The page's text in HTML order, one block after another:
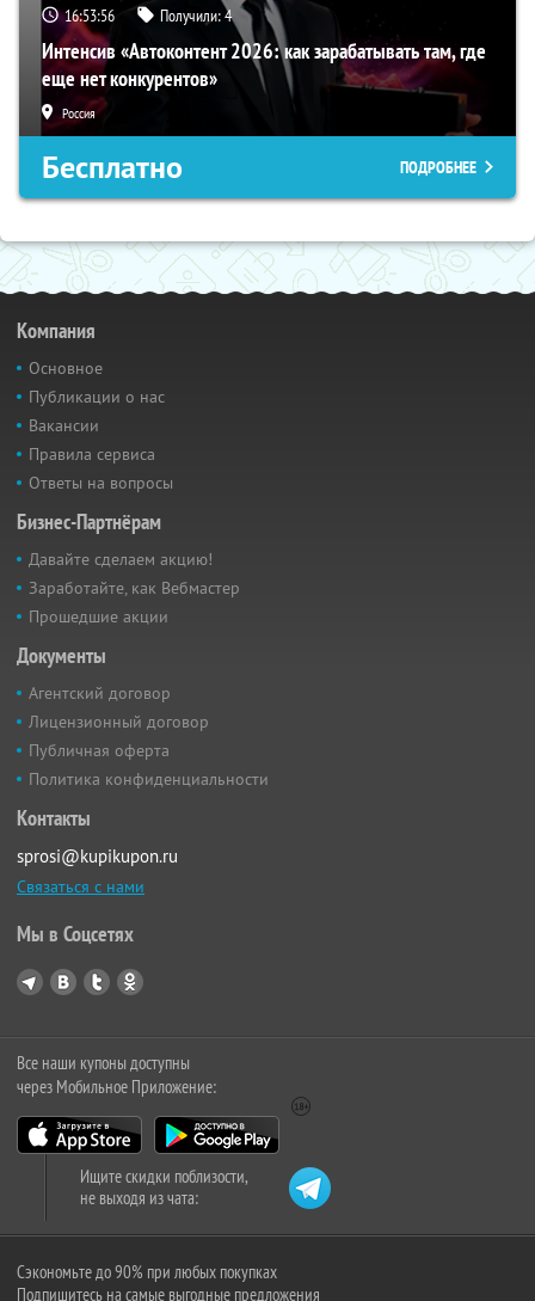
16:53:55 Получили:4
Интенсив «Автоконтент 2026: как зарабатывать там, где
еще нет конкурентов»
Россия
Бесплатно ПОДРОБНЕЕ
Компания
Основное
Публикации о нас
Вакансии
Правила сервиса
Ответы на вопросы
Бизнес-Партнёрам
Давайте сделаем акцию!
Заработайте, как Вебмастер
Прошедшие акции
Документы
Агентский договор
Лицензионный договор
Публичная оферта
Политика конфиденциальности
Контакты
sprosi@kupikupon.ru
Связаться с нами
Мы в Соцсетях
Все наши купоны доступны
через Мобильное Приложение:
Ищите скидки поблизости,
не выходя из чата:
Сэкономьте до 90% при любых покупках
Подпишитесь на самые выгодные предложения